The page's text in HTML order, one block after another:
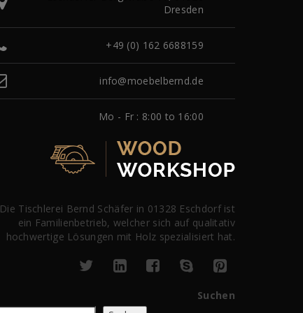
Dresden
+49 (0) 162 6688159
info@moebelbernd.de
Mo - Fr : 8:00 to 16:00
Die Tischlerei Bernd Schäfer in 01328 Eschdorf ist
ein Familienbetrieb, welcher sich auf qualitativ
hochwertige Lösungen mit Holz spezialisiert hat.
Suchen